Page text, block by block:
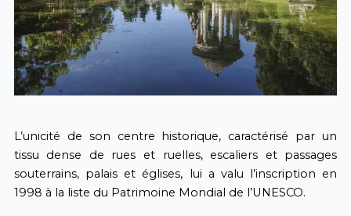
L’unicité de son centre historique, caractérisé par un
tissu dense de rues et ruelles, escaliers et passages
souterrains, palais et églises, lui a valu l’inscription en
1998 à la liste du Patrimoine Mondial de l’UNESCO.